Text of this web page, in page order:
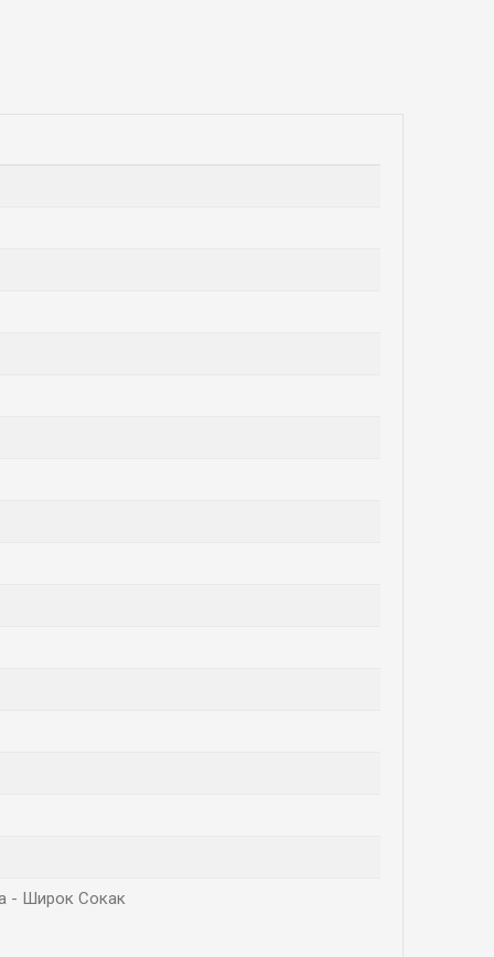
- Широк Сокак